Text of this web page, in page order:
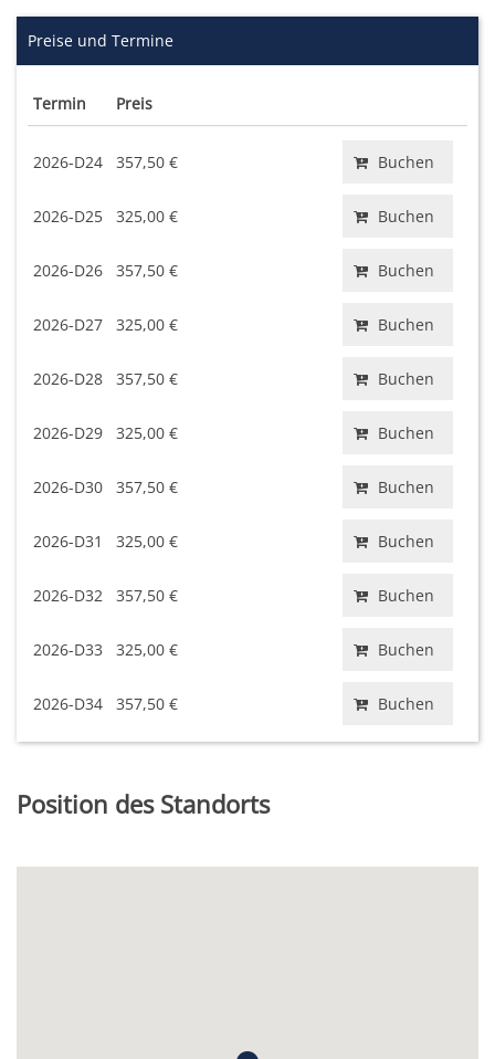
Preise und Termine
Termin Preis
2026-D24 357,50 € Buchen
2026-D25 325,00 € Buchen
2026-D26 357,50 € Buchen
2026-D27 325,00 € Buchen
2026-D28 357,50 € Buchen
2026-D29 325,00 € Buchen
2026-D30 357,50 € Buchen
2026-D31 325,00 € Buchen
2026-D32 357,50 € Buchen
2026-D33 325,00 € Buchen
2026-D34 357,50 € Buchen
Position des Standorts